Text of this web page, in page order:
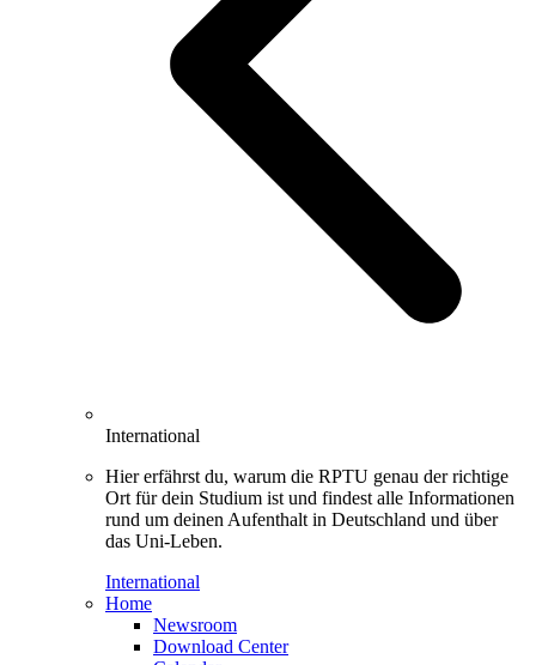
International
Hier erfährst du, warum die RPTU genau der richtige
Ort für dein Studium ist und findest alle Informationen
rund um deinen Aufenthalt in Deutschland und über
das Uni-Leben.
International
Home
Newsroom
Download Center